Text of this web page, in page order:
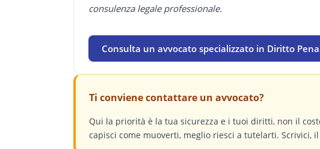
consulenza legale professionale.
Consulta un avvocato specializzato in Diritto
Ti conviene contattare un avvocato?
Qui la priorità è la tua sicurezza e i tuoi diritti, non il
capisci come muoverti, meglio riesci a tutelarti. Scrivici,